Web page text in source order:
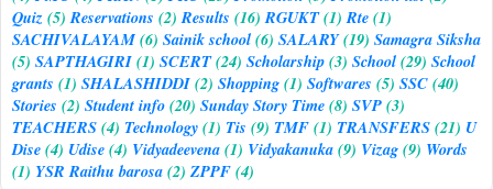
Quiz(5) Reservations (2) Results (16) RGUKT(1) Rte(1)
SACHIVALAYAM(6) Sainik school(6) SALARY(19) Samagra Siksha
(5) SAPTHAGIRI(1) SCERT(24) Scholarship(3) School(29) School
grants (1) SHALASHIDDI(2) Shopping(1) Softwares (5) SSC(40)
Stories (2) Student info(20) Sunday Story Time(8) SVP(3)
TEACHERS(4) Technology(1) Tis (9) TMF(1) TRANSFERS(21) U
Dise(4) Udise(4) Vidyadeevena(1) Vidyakanuka(9) Vizag(9) Words
(1) YSR Raithu barosa(2) ZPPF(4)